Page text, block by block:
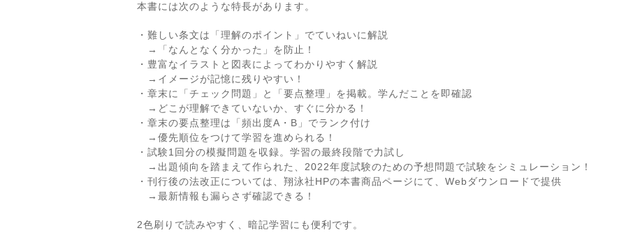
本書には次のような特長があります。
・難しい条文は「理解のポイント」でていねいに解説
→「なんとなく分かった」を防止！
・豊富なイラストと図表によってわかりやすく解説
→イメージが記憶に残りやすい！
・章末に「チェック問題」と「要点整理」を掲載。学んだことを即確認
→どこが理解できていないか、すぐに分かる！
・章末の要点整理は「頻出度A・B」でランク付け
→優先順位をつけて学習を進められる！
・試験1回分の模擬問題を収録。学習の最終段階で力試し
→出題傾向を踏まえて作られた、2022年度試験のための予想問題で試験をシミュレーション！
・刊行後の法改正については、翔泳社HPの本書商品ページにて、Webダウンロードで提供
→最新情報も漏らさず確認できる！
2色刷りで読みやすく、暗記学習にも便利です。